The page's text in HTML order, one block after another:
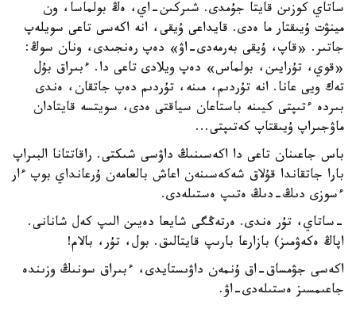
ساتاي كوزىن قايتا جۇمدى. شىركىن-اي، ەڭ بولماسا، ون
مينۋت ۇيىقتار ما ەدى. قايداعى ۇيقى، انە اكەسى تاعى سويلەپ
جاتىر. «قاپ، ۇيقى بەرمەدى-اۋ» دەپ رەنجىدى، ونان سوڭ:
«قوي، تۇرايىن، بولماس» دەپ ويلادى تاعى دا. ءبىراق بۇل
تەك ويى عانا. انە تۇردىم، مىنە، تۇردىم دەپ جاتقان، ەندى
بىردە ءتىپتى كيىنە باستاعان سياقتى ەدى، سويتسە قايتادان
ماۋجىراپ ۇيىقتاپ كەتىپتى...
باس جاعىنان تاعى دا اكەسىنىڭ داۋسى شىكتى. راقاتتانا البىراپ
بارا جاتقاندا قۇلاق شەكەسىنەن اعاش بالعامەن ۇرعانداي بوپ ءار
ءسوزى دىڭ-دىڭ ەتىپ ەستىلەدى.
-ساتاي، تۇر ەندى. ەرتەڭگى شايعا دەيىن الىپ كەل شانانى.
اپاڭ ەكەۋمىز) بازارعا بارىپ قايتالىق. بول، تۇر، بالام!
اكەسى جۋمساق-اق ۇنمەن داۋىستايدى، ءبىراق سونىڭ وزىندە
جاعىمسىز ەستىلەدى-اۋ.